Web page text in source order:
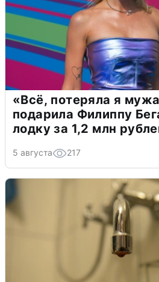
«Всё, потеряла я
подарила Филиппу
лодку за 1,2 млн
5 августа 217